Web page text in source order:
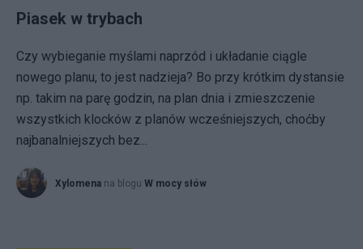
Piasek w trybach
Czy wybieganie myślami naprzód i układanie ciągle
nowego planu, to jest nadzieja? Bo przy krótkim dystansie
np. takim na parę godzin, na plan dnia i zmieszczenie
wszystkich klocków z planów wcześniejszych, choćby
najbanalniejszych bez...
Xylomena na blogu W mocy słów